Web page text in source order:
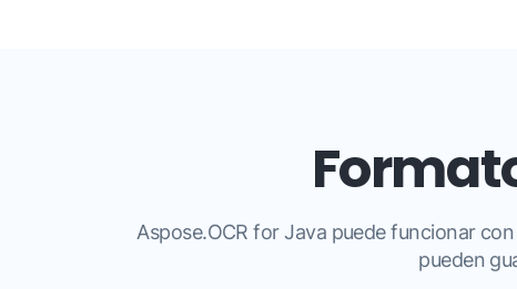
Aspose.OCR for Java puede funcionar
pueden